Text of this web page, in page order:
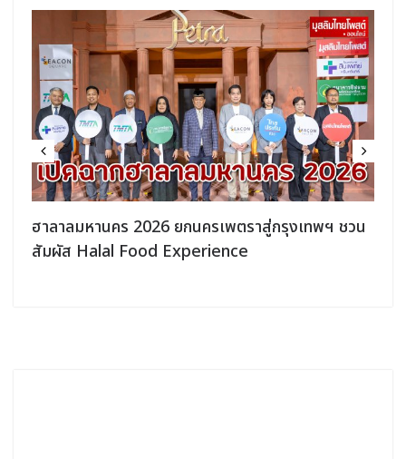
ฮาลาลมหานคร 2026 ยกนครเพตราสู่กรุงเทพฯ ชวน
สัมผัส Halal Food Experience